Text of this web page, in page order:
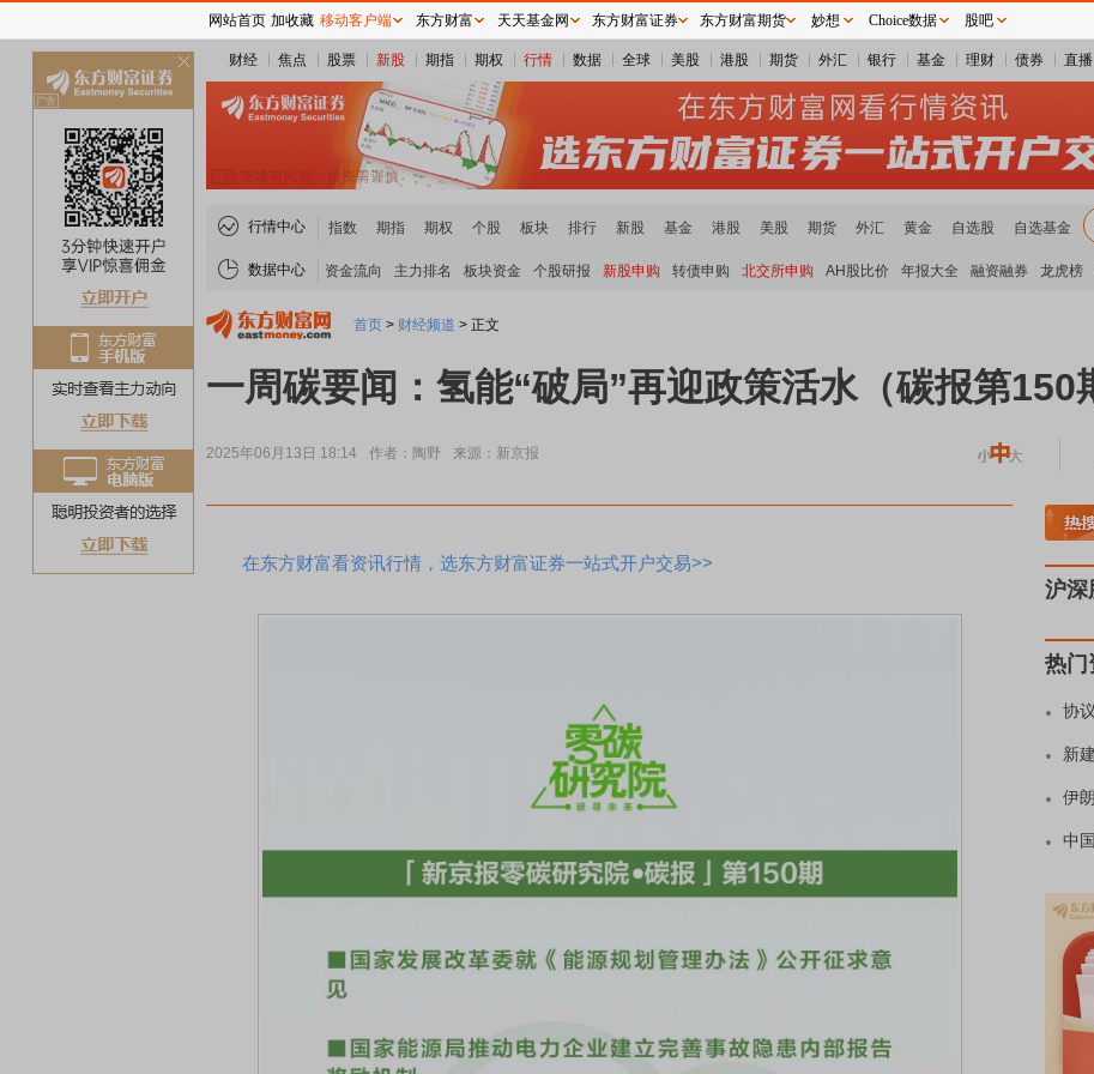
财经 焦点 股票 新股 期指 期权 行情 数据 全球 美股 港股 期货 外汇 银行 基金 理财 债券 直播
行情中心 指数 期指 期权 个股 板块 排行 新股 基金 港股 美股 期货 外汇 黄金 自选股 自选基金
数据中心 资金流向 主力排名 板块资金 个股研报 新股申购 转债申购 北交所申购 AH股比价 年报大全 融资融券 龙虎榜
首页 > 财经频道 > 正文
一周碳要闻：氢能“破局”再迎政策活水（碳报第150
2025年06月13日 18:14 作者：陶野 来源：新京报
在东方财富看资讯行情，选东方财富证券一站式开户交易>>
A股估值分析全览 重
沪深
热门
协
新
伊
中
网站首页 加收藏 移动客户端 东方财富 天天基金网 东方财富证券 东方财富期货 妙想 Choice数据 股吧
关